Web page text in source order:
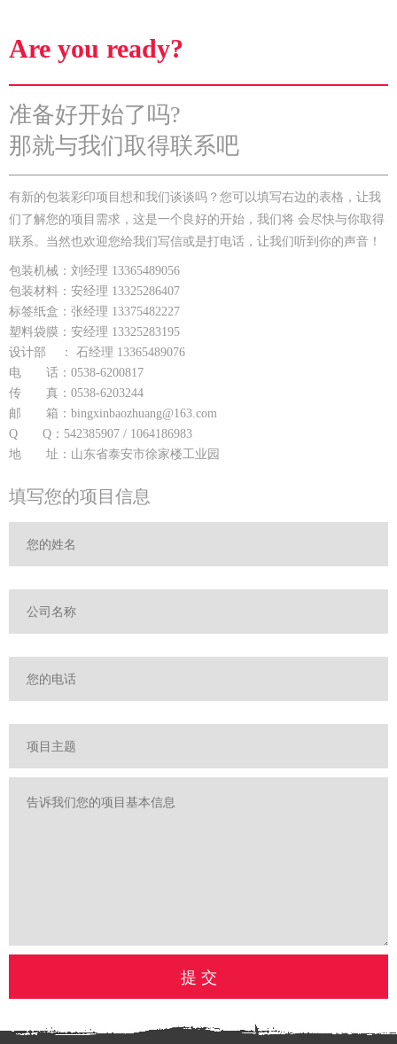
Are you ready?
准备好开始了吗?
那就与我们取得联系吧
有新的包装彩印项目想和我们谈谈吗？您可以填写右边的表格，让我
们了解您的项目需求，这是一个良好的开始，我们将 会尽快与你取得
联系。当然也欢迎您给我们写信或是打电话，让我们听到你的声音！
包装机械：刘经理 13365489056
包装材料：安经理 13325286407
标签纸盒：张经理 13375482227
塑料袋膜：安经理 13325283195
设计部 ： 石经理 13365489076
电 话：0538-6200817
传 真：0538-6203244
邮 箱：bingxinbaozhuang@163.com
Q Q：542385907 / 1064186983
地 址：山东省泰安市徐家楼工业园
填写您的项目信息